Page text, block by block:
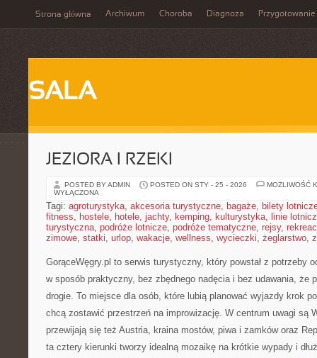
Strona główna Archiwum Choroba Diagnoza Przygotowanie
SALA
JEZIORA I RZEKI
POSTED BY ADMIN POSTED ON STY - 25 - 2026
MOŻLIWOŚĆ
WYŁĄCZONA
Tagi: agroturystyka, akcesoria turystyczne, bagaże, bilety
fitness, hostele, hotele, jachty, kemping, kulturystyka, linie
turystyczna, podróże lotnicze, podróże tematyczne, rejsy,
zimowe, statki, urlop, wakacje, wellness, wycieczki, żeglarstwo,
GorąceWęgry.pl to serwis turystyczny, który powstał z potrzeby
w sposób praktyczny, bez zbędnego nadęcia i bez udawania, że
drogie. To miejsce dla osób, które lubią planować wyjazdy krok
chcą zostawić przestrzeń na improwizację. W centrum uwagi są
przewijają się też Austria, kraina mostów, piwa i zamków oraz
ta cztery kierunki tworzy idealną mozaikę na krótkie wypady i